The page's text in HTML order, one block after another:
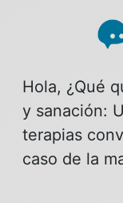
Hola, ¿Qué
y sanación:
terapias
caso de la